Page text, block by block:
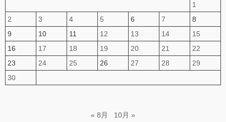
1
2
3 4 5 6 7
8
9
10 11 12 13 14
15
16
17 18 19 20 21
22
23
24 25 26 27 28
29
30
« 8月
10月 »